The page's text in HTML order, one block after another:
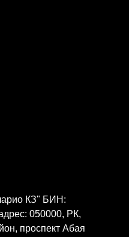
КЗ" БИН:
050000, РК,
проспект Абая